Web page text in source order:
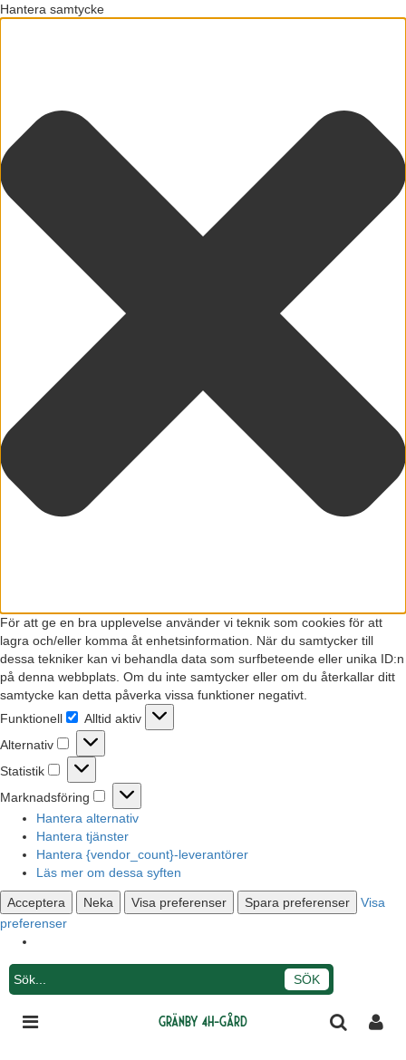
Hantera samtycke
För att ge en bra upplevelse använder vi teknik som cookies för att
lagra och/eller komma åt enhetsinformation. När du samtycker till
dessa tekniker kan vi behandla data som surfbeteende eller unika ID:n
på denna webbplats. Om du inte samtycker eller om du återkallar ditt
samtycke kan detta påverka vissa funktioner negativt.
Funktionell
Funktionell
Alltid aktiv
Alternativ
Alternativ
Statistik
Statistik
Marknadsföring
Marknadsföring
Hantera alternativ
Hantera tjänster
Hantera {vendor_count}-leverantörer
Läs mer om dessa syften
Acceptera Neka Visa preferenser Spara preferenser
Visa
preferenser
Gränby 4H-gård